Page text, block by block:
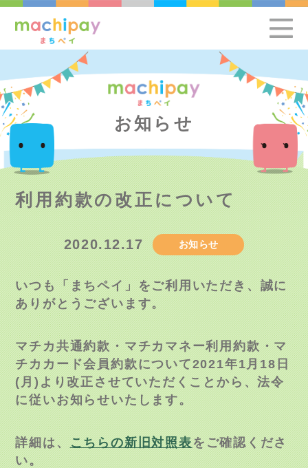
お知らせ
利用約款の改正について
2020.12.17 お知らせ
いつも「まちペイ」をご利用いただき、誠に
ありがとうございます。
マチカ共通約款・マチカマネー利用約款・マ
チカカード会員約款について2021年1月18日
(月)より改正させていただくことから、法令
に従いお知らせいたします。
詳細は、こちらの新旧対照表をご確認くださ
い。